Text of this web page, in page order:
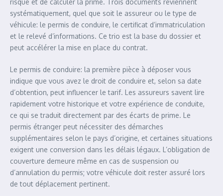
risque et de calculer la prime. Trois documents reviennent
systématiquement, quel que soit le assureur ou le type de
véhicule: le permis de conduire, le certificat d’immatriculation
et le relevé d’informations. Ce trio est la base du dossier et
peut accélérer la mise en place du contrat.
Le permis de conduire: la première pièce à déposer vous
indique que vous avez le droit de conduire et, selon sa date
d’obtention, peut influencer le tarif. Les assureurs savent lire
rapidement votre historique et votre expérience de conduite,
ce qui se traduit directement par des écarts de prime. Le
permis étranger peut nécessiter des démarches
supplémentaires selon le pays d’origine, et certaines situations
exigent une conversion dans les délais légaux. L’obligation de
couverture demeure même en cas de suspension ou
d’annulation du permis; votre véhicule doit rester assuré lors
de tout déplacement pertinent.